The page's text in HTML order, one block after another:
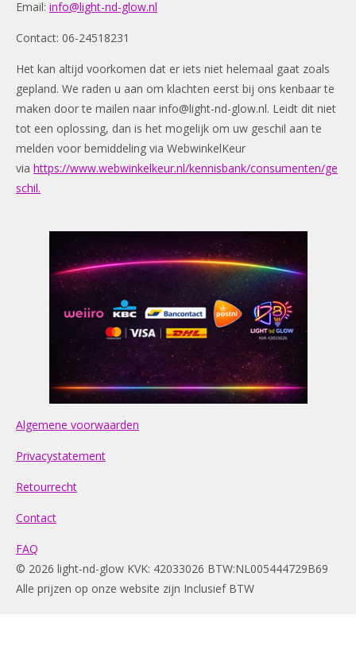
Email: info@light-nd-glow.nl
Contact: 06-24518231
Het kan altijd voorkomen dat er iets niet helemaal gaat zoals
gepland. We raden u aan om klachten eerst bij ons kenbaar te
maken door te mailen naar info@light-nd-glow.nl. Leidt dit niet
tot een oplossing, dan is het mogelijk om uw geschil aan te
melden voor bemiddeling via WebwinkelKeur
via https://www.webwinkelkeur.nl/kennisbank/consumenten/ge
schil.
Algemene voorwaarden
Privacystatement
Retourrecht
Contact
FAQ
© 2026 light-nd-glow KVK: 42033026 BTW:NL005444729B69
Alle prijzen op onze website zijn Inclusief BTW